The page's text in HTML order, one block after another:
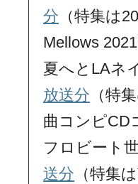
分 （特集は
Mellows
夏へとLAネ
放送分 （特
曲コンピCD
フロビート
送分 （特集